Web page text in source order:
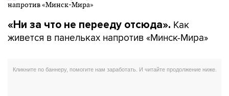
«Ни за что не перееду отсюда». Как
живется в панельках напротив «Минск-Мира»